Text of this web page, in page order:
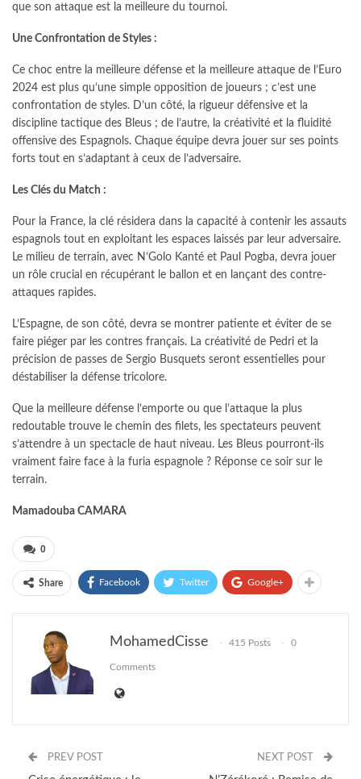
que son attaque est la meilleure du tournoi.
Une Confrontation de Styles :
Ce choc entre la meilleure défense et la meilleure attaque de l’Euro
2024 est plus qu’une simple opposition de joueurs ; c’est une
confrontation de styles. D’un côté, la rigueur défensive et la
discipline tactique des Bleus ; de l’autre, la créativité et la fluidité
offensive des Espagnols. Chaque équipe devra jouer sur ses points
forts tout en s’adaptant à ceux de l’adversaire.
Les Clés du Match :
Pour la France, la clé résidera dans la capacité à contenir les assauts
espagnols tout en exploitant les espaces laissés par leur adversaire.
Le milieu de terrain, avec N’Golo Kanté et Paul Pogba, devra jouer
un rôle crucial en récupérant le ballon et en lançant des contre-
attaques rapides.
L’Espagne, de son côté, devra se montrer patiente et éviter de se
faire piéger par les contres français. La créativité de Pedri et la
précision de passes de Sergio Busquets seront essentielles pour
déstabiliser la défense tricolore.
Que la meilleure défense l’emporte ou que l’attaque la plus
redoutable trouve le chemin des filets, les spectateurs peuvent
s’attendre à un spectacle de haut niveau. Les Bleus pourront-ils
vraiment faire face à la furia espagnole ? Réponse ce soir sur le
terrain.
Mamadouba CAMARA
0
Share Facebook Twitter Google+
MohamedCisse 415 Posts 0
Comments
PREV POST NEXT POST